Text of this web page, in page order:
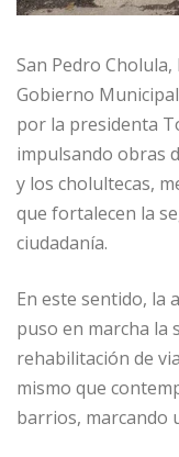
San Pedro Cholula,
Gobierno
por la presidenta
impulsando obras
y los cholultecas,
que fortalecen la
ciudadanía.
En este sentido, la
puso en marcha la
rehabilitación de
mismo que
barrios, marcando